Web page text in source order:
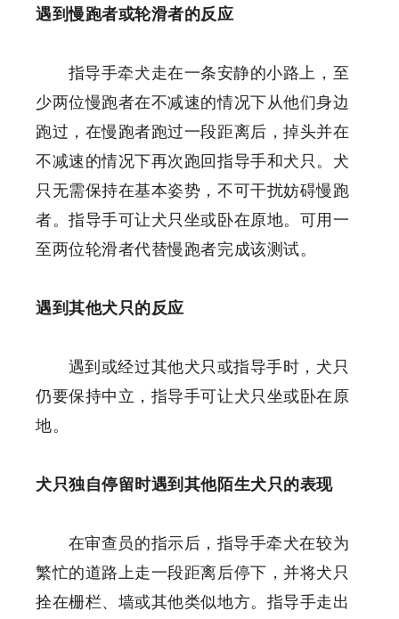
遇到慢跑者或轮滑者的反应
指导手牵犬走在一条安静的小路上，至
少两位慢跑者在不减速的情况下从他们身边
跑过，在慢跑者跑过一段距离后，掉头并在
不减速的情况下再次跑回指导手和犬只。犬
只无需保持在基本姿势，不可干扰妨碍慢跑
者。指导手可让犬只坐或卧在原地。可用一
至两位轮滑者代替慢跑者完成该测试。
遇到其他犬只的反应
遇到或经过其他犬只或指导手时，犬只
仍要保持中立，指导手可让犬只坐或卧在原
地。
犬只独自停留时遇到其他陌生犬只的表现
在审查员的指示后，指导手牵犬在较为
繁忙的道路上走一段距离后停下，并将犬只
拴在栅栏、墙或其他类似地方。指导手走出